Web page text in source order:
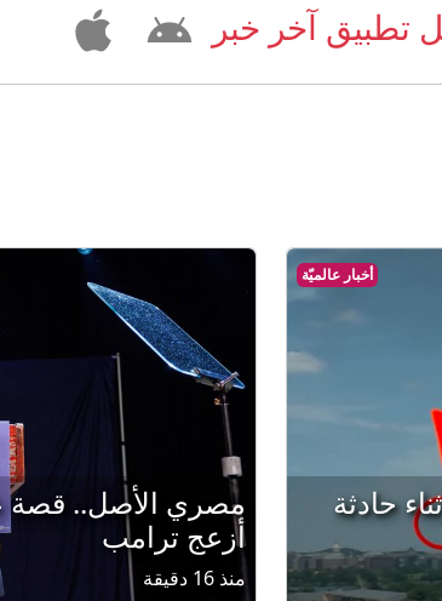
تطبيق آخر خبر
أخبار عالميّة
حادثة
مصري الأصل.. قصة
أزعج ترامب
منذ 16 دقيقة